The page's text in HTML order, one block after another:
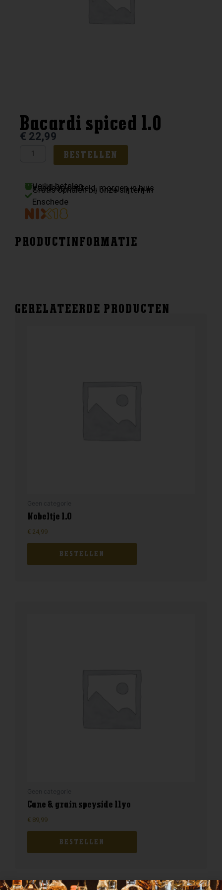
Bacardi spiced 1.0
€ 22,99
Bacardi
aantal
BESTELLEN
Veilig betalen
Vandaag besteld, morgen in huis
Gratis ophalen bij onze slijterij in
Enschede
PRODUCTINFORMATIE
GERELATEERDE PRODUCTEN
Nobeltje 1.0
€ 24,99
BESTELLEN
Cane & grain speyside 11yo
€ 89,99
BESTELLEN